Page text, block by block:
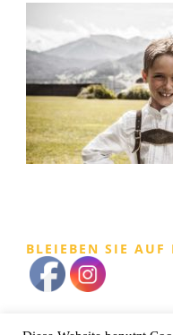
BLEIEBEN SIE AUF